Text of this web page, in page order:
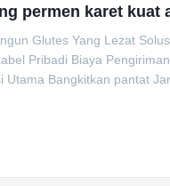
permen karet kuat
Glutes Yang Lezat
Pribadi Biaya
Bangkitkan pantat